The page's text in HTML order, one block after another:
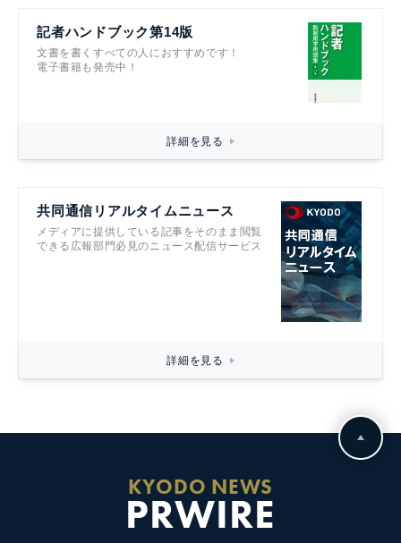
記者ハンドブック第14版
文書を書くすべての人におすすめです！
電子書籍も発売中！
詳細を見る
共同通信リアルタイムニュース
メディアに提供している記事をそのまま閲覧
できる広報部門必見のニュース配信サービス
詳細を見る
KYODO NEWS
PRWIRE